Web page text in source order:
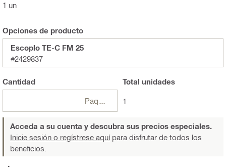
1 un
Opciones de producto
Escoplo TE-C FM 25
#2429837
Cantidad Total unidades
1
Acceda a su cuenta y descubra sus precios especiales.
Inicie sesión o regístrese aquípara disfrutar de todos los
beneficios.